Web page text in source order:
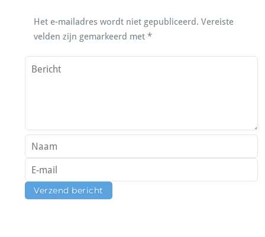
Het e-mailadres wordt niet gepubliceerd. Vereiste
velden zijn gemarkeerd met *